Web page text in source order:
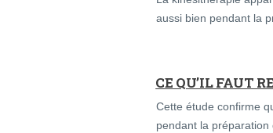
aussi bien pendant la
CE QU’IL FAUT
Cette étude confirme
pendant la préparation